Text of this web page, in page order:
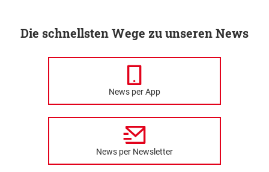
Die schnellsten Wege zu unseren News
News per App
News per Newsletter